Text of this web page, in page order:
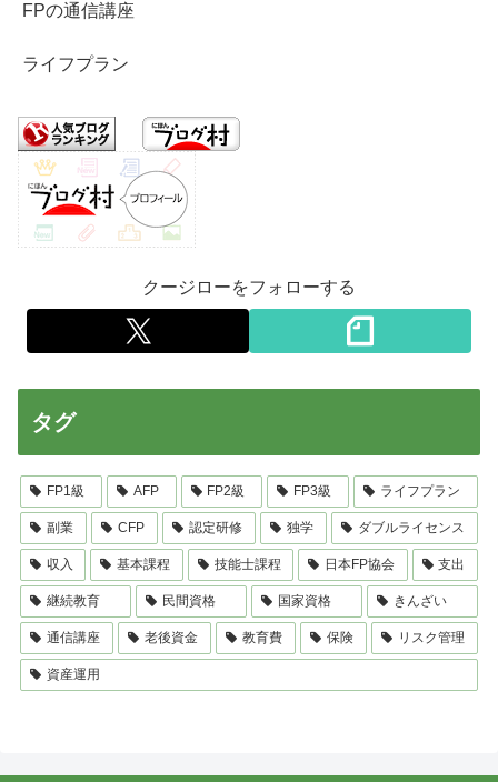
FPの通信講座
ライフプラン
クージローをフォローする
タグ
FP1級 AFP FP2級 FP3級 ライフプラン
副業 CFP 認定研修 独学 ダブルライセンス
収入 基本課程 技能士課程 日本FP協会 支出
継続教育 民間資格 国家資格 きんざい
通信講座 老後資金 教育費 保険 リスク管理
資産運用